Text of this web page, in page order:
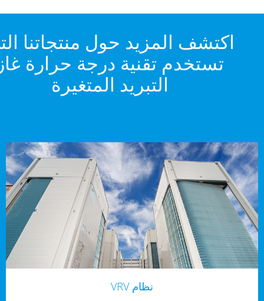
اكتشف المزيد حول منتجاتنا التي
تستخدم تقنية درجة حرارة غاز
التبريد المتغيرة
نظام VRV